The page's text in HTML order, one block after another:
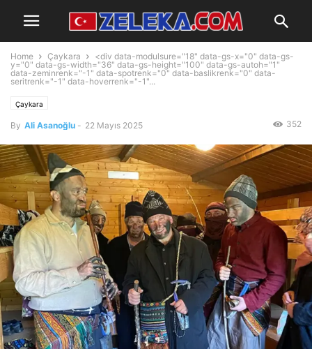
Home Çaykara
<div data-modulsure="18" data-gs-x="0" data-gs-
y="0" data-gs-width="36" data-gs-height="100" data-gs-autoh="1"
data-zeminrenk="-1" data-spotrenk="0" data-baslikrenk="0" data-
seritrenk="-1" data-hoverrenk="-1"...
Çaykara
By Ali Asanoğlu - 22 Mayıs 2025 352